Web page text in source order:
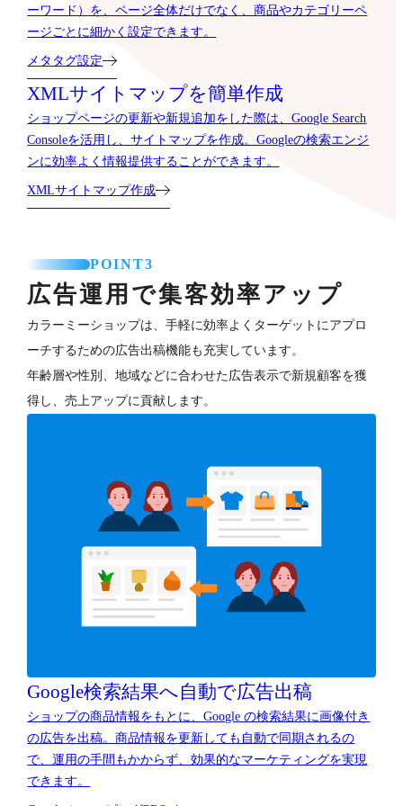
ーワード）を、ページ全体だけでなく、商品やカテゴリーペ
ージごとに細かく設定できます。
メタタグ設定
XMLサイトマップを簡単作成
ショップページの更新や新規追加をした際は、Google Search
Consoleを活用し、サイトマップを作成。Googleの検索エンジ
ンに効率よく情報提供することができます。
XMLサイトマップ作成
POINT3
広告運用で集客効率アップ
カラーミーショップは、手軽に効率よくターゲットにアプロ
ーチするための広告出稿機能も充実しています。
年齢層や性別、地域などに合わせた広告表示で新規顧客を獲
得し、売上アップに貢献します。
Google検索結果へ自動で広告出稿
ショップの商品情報をもとに、Google の検索結果に画像付き
の広告を出稿。商品情報を更新しても自動で同期されるの
で、運用の手間もかからず、効果的なマーケティングを実現
できます。